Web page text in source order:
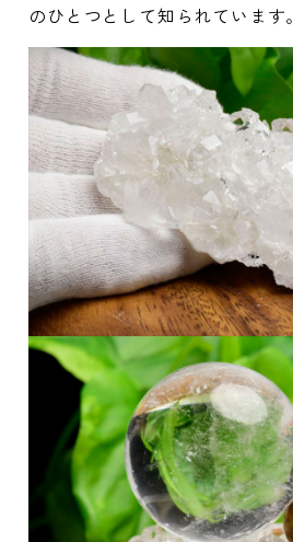
のひとつとして知られています。